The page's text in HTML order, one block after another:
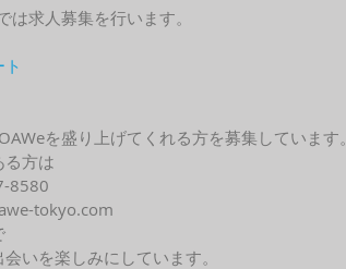
は求人募集を行います。
を盛り上げてくれる方を募集しています。
る方は
8580
tokyo.com
いを楽しみにしています。